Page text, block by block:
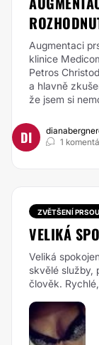
Augmentaci
klinice
Petros
a hlavně
že jsem si
DI
1
ZVĚTŠENÍ PRSOU
VELIKÁ
Veliká
skvělé služby,
člověk.